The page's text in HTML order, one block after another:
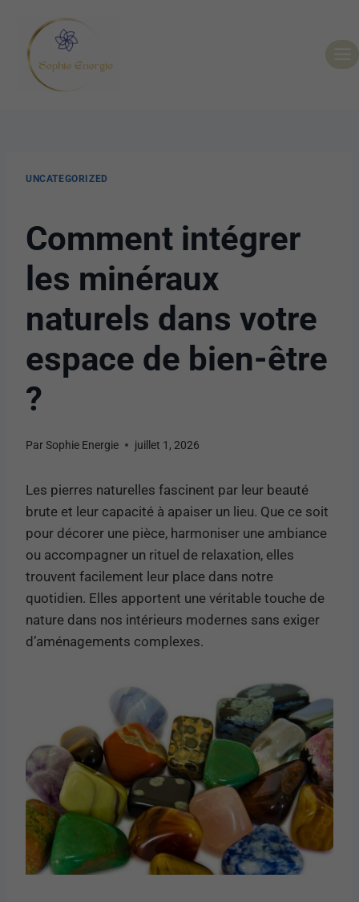
UNCATEGORIZED
Comment intégrer
les minéraux
naturels dans votre
espace de bien-être
?
ParSophie Energie juillet 1, 2026
Les pierres naturelles fascinent par leur beauté
brute et leur capacité à apaiser un lieu. Que ce soit
pour décorer une pièce, harmoniser une ambiance
ou accompagner un rituel de relaxation, elles
trouvent facilement leur place dans notre
quotidien. Elles apportent une véritable touche de
nature dans nos intérieurs modernes sans exiger
d’aménagements complexes.